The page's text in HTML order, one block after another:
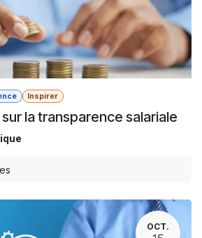
Inspirer
la transparence salariale
OCT.